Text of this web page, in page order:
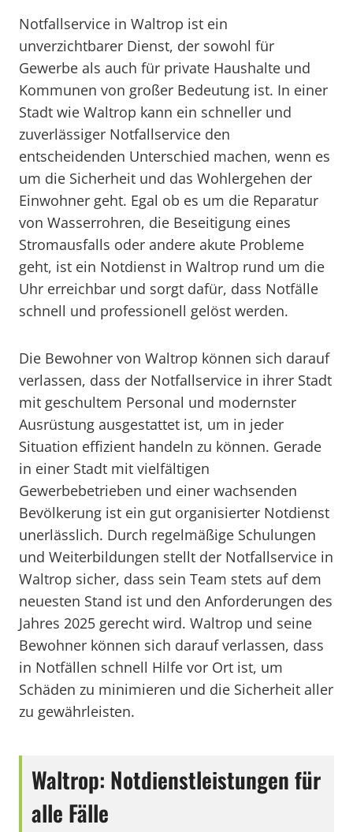
Notfallservice in Waltrop ist ein
unverzichtbarer Dienst, der sowohl für
Gewerbe als auch für private Haushalte und
Kommunen von großer Bedeutung ist. In einer
Stadt wie Waltrop kann ein schneller und
zuverlässiger Notfallservice den
entscheidenden Unterschied machen, wenn es
um die Sicherheit und das Wohlergehen der
Einwohner geht. Egal ob es um die Reparatur
von Wasserrohren, die Beseitigung eines
Stromausfalls oder andere akute Probleme
geht, ist ein Notdienst in Waltrop rund um die
Uhr erreichbar und sorgt dafür, dass Notfälle
schnell und professionell gelöst werden.
Die Bewohner von Waltrop können sich darauf
verlassen, dass der Notfallservice in ihrer Stadt
mit geschultem Personal und modernster
Ausrüstung ausgestattet ist, um in jeder
Situation effizient handeln zu können. Gerade
in einer Stadt mit vielfältigen
Gewerbebetrieben und einer wachsenden
Bevölkerung ist ein gut organisierter Notdienst
unerlässlich. Durch regelmäßige Schulungen
und Weiterbildungen stellt der Notfallservice in
Waltrop sicher, dass sein Team stets auf dem
neuesten Stand ist und den Anforderungen des
Jahres 2025 gerecht wird. Waltrop und seine
Bewohner können sich darauf verlassen, dass
in Notfällen schnell Hilfe vor Ort ist, um
Schäden zu minimieren und die Sicherheit aller
zu gewährleisten.
Waltrop: Notdienstleistungen für
alle Fälle